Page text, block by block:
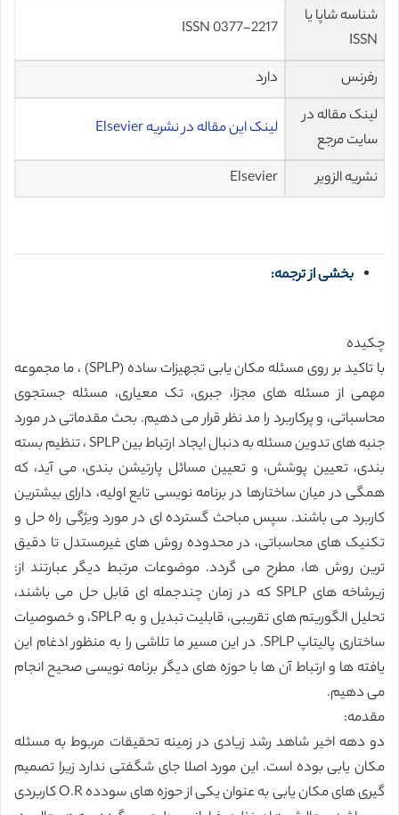
شناسه شاپا یا
ISSN
ISSN 0377-2217
رفرنس
دارد
لینک مقاله در
سایت مرجع
لینک این مقاله در نشریه Elsevier
نشریه الزویر Elsevier
بخشی از ترجمه:
چکیده
با تاکید بر روی مسئله مکان یابی تجهیزات ساده (SPLP) ، ما مجموعه
مهمی از مسئله های مجزا، جبری، تک معیاری، مسئله جستجوی
محاسباتی، و پرکاربرد را مد نظر قرار می دهیم. بحث مقدماتی در مورد
جنبه های تدوین مسئله به دنبال ایجاد ارتباط بین SPLP ، تنظیم بسته
بندی، تعیین پوشش، و تعیین مسائل پارتیشن بندی، می آید، که
همگی در میان ساختارها در برنامه نویسی تایع اولیه، دارای بیشترین
کاربرد می باشند. سپس مباحث گسترده ای در مورد ویژگی راه حل و
تکنیک های محاسباتی، در محدوده روش های غیرمستدل تا دقیق
ترین روش ها، مطرح می گردد. موضوعات مرتبط دیگر عبارتند از:
زیرشاخه های SPLP که در زمان چندجمله ای قابل حل می باشند،
تحلیل الگوریتم های تقریبی، قابلیت تبدیل و به SPLP، و خصوصیات
ساختاری پالیتاپ SPLP. در این مسیر ما تلاشی را به منظور ادغام این
یافته ها و ارتباط آن ها با حوزه های دیگر برنامه نویسی صحیح انجام
می دهیم.
مقدمه:
دو دهه اخیر شاهد رشد زیادی در زمینه تحقیقات مربوط به مسئله
مکان یابی بوده است. این مورد اصلا جای شگفتی ندارد زیرا تصمیم
گیری های مکان یابی به عنوان یکی از حوزه های سودده O.R کاربردی